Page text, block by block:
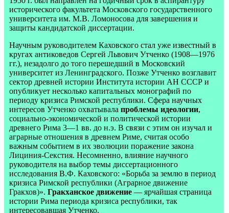
исторического факультета Московского государственного
университета им. М.В. Ломоносова для завершения и
защиты кандидатской диссертации.
Научным руководителем Каховского стал уже известный в
кругах антиковедов Сергей Львович Утченко (1908—1976
гг.), незадолго до того перешедший в Московский
университет из Ленинградского. Позже Утченко возглавит
сектор древней истории Института истории АН СССР и
опубликует несколько капитальных монографий по
периоду кризиса Римской республики. Сфера научных
интересов Утченко охватывала проблемы идеологии,
социально-экономической и политической истории
древнего Рима 3—1 вв. до н.э. В связи с этим он изучал и
аграрные отношения в древнем Риме, считая особо
важным событием в их эволюции поражение закона
Лициния-Секстия. Несомненно, влияние научного
руководителя на выбор темы диссертационного
исследования В.Ф. Каховского: «Борьба за землю в период
кризиса Римской республики (Аграрное движение
Гракхов)». Гракханское движение — ярчайшая страница
истории Рима периода кризиса республики, так
интересовавшая Утченко.